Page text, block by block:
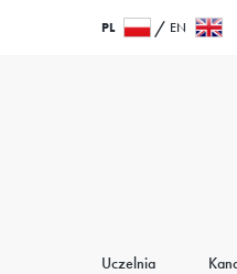
PL EN
Uczelnia